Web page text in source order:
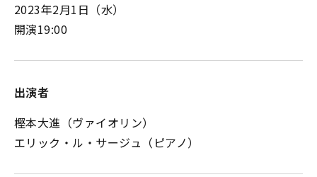
2023年2月1日（水）
開演19:00
出演者
樫本大進（ヴァイオリン）
エリック・ル・サージュ（ピアノ）